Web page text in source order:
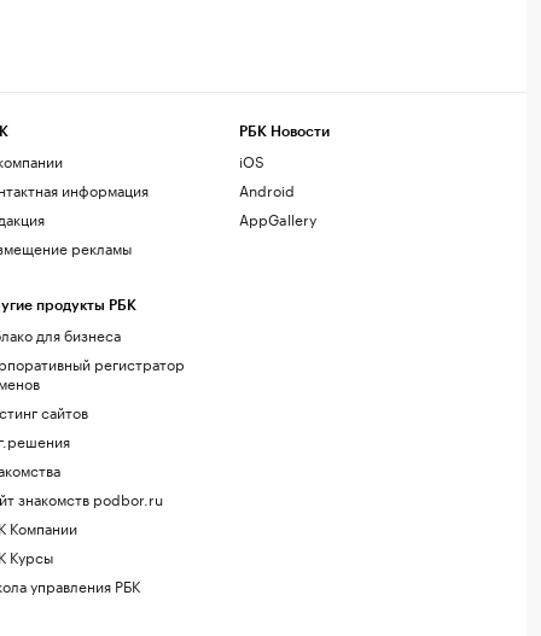
информация
рекламы
продукты РБК
для бизнеса
регистратор
сайтов
знакомств podbor.ru
Компании
Курсы
управления РБК
РБК Новости
iOS
Android
AppGallery